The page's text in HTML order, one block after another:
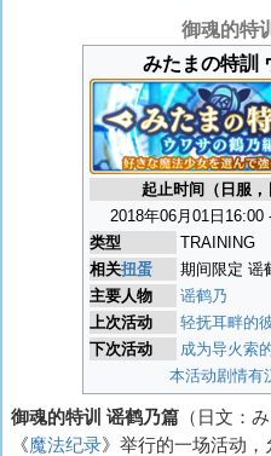
御魂的特
みたまの特訓
起止时间（日服，
2018年06月01日16:00
类型
TRAINING
相关扭蛋
期间限定 谣
主要人物
谣鹤乃
上次活动
轻抚耳畔的
下次活动
成为导火索
本活动剧情有
御魂的特训 谣鹤乃篇（日文：
《魔法纪录》举行的一场活动，